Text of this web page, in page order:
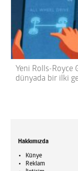
Yeni Rolls-Royce
dünyada bir ilki
Hakkımızda
Künye
Reklam